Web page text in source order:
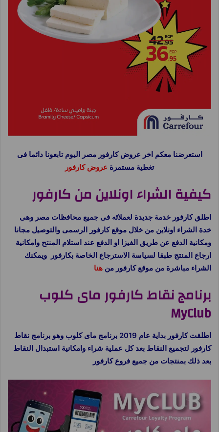
استعرضنا معكم اخر عروض كارفور مصر اليوم تابعونا دائما فى
تغطية مستمرة عروض كارفور
كيفية الشراء اونلاين من كارفور
اطلق كارفور خدمة جديدة لعملائه فى جميع محافظات مصر وهى
خدة الشراء اونلاين من خلال موقع كارفور الرسمى والتوصيل مجانا
ومكانية الدفع عن طريق الفيزا او الدفع عند استلام المنتح وامكانية
ارجاع المنتج طبقا لسياسة الاسترجاع الخاصة بكارفور ويمكنك
الشراء مباشرة من موقع كارفور من هنا
برنامج نقاط كارفور ماى كلوب
MyClub
اطلقت كارفور بداية عام 2019 برنامج ماى كلوب وهو برنامج نقاط
كارفور لتجميع النقاط بعد كل عملية شراء وامكانية استبدال النقاط
بعد ذلك بمنتجات من جميع فروع كارفور